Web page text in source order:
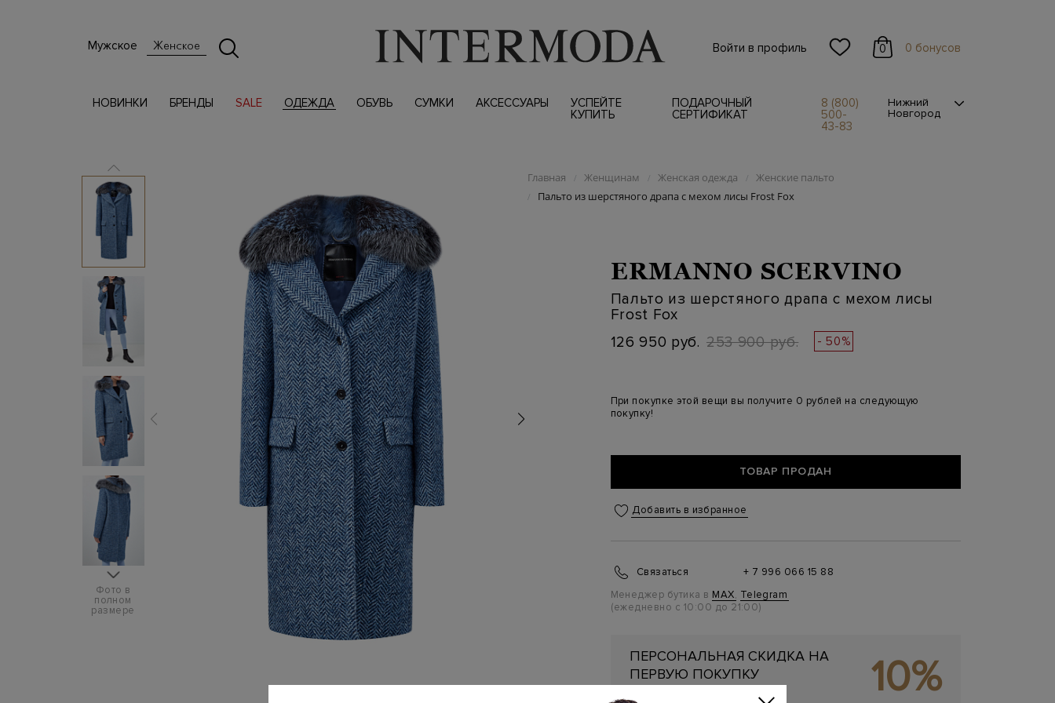
Мужское Женское Войти в профиль 0 0 бонусов
НОВИНКИ БРЕНДЫ SALE ОДЕЖДА ОБУВЬ СУМКИ АКСЕССУАРЫ
УСПЕЙТЕ
КУПИТЬ
ПОДАРОЧНЫЙ
СЕРТИФИКАТ
8 (800)
500-
43-83
Нижний
Новгород
Фото в
полном
размере
Главная / Женщинам / Женская одежда / Женские пальто
/ Пальто из шерстяного драпа с мехом лисы Frost Fox
ERMANNO SCERVINO
Пальто из шерстяного драпа с мехом лисы
Frost Fox
126 950 руб. 253 900 руб. - 50%
При покупке этой вещи вы получите 0 рублей на следующую
покупку!
ТОВАР ПРОДАН
Добавить в избранное
Связаться
+ 7 996 066 15 88
Менеджер бутика в MAX, Telegram
(ежедневно с 10:00 до 21:00)
ПЕРСОНАЛЬНАЯ СКИДКА НА
ПЕРВУЮ ПОКУПКУ
Подробнее 10%